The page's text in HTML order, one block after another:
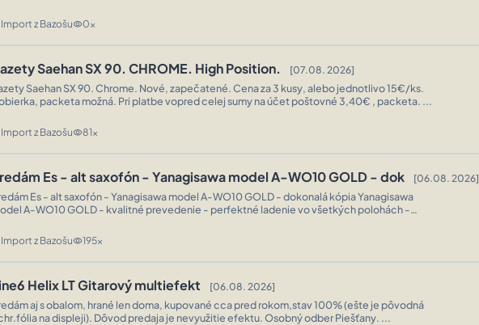
Import z Bazošuvisibility0x
Saehan SX 90. CHROME. High Position. [07.08. 2026]
Saehan SX 90. Chrome. Nové, zapečatené. Cena za 3 kusy, alebo jednotlivo 15€/ks.
Dobierka, packeta možná. Pri platbe vopred celej sumy na účet poštovné 3,40€ , packeta. ...
Import z Bazošuvisibility81x
Es - alt saxofón - Yanagisawa model A-WO10 GOLD - dok [06.08. 2026]
Es - alt saxofón - Yanagisawa model A-WO10 GOLD - dokonalá kópia Yanagisawa
A-WO10 GOLD - kvalitné prevedenie - perfektné ladenie vo všetkých polohách -
Import z Bazošuvisibility195x
Helix LT Gitarový multiefekt [06.08. 2026]
aj s obalom, hrané len doma, kupované cca pred rokom,stav 100% (ešte je pôvodná
ochr.fólia na displeji). Dôvod predaja je nevyužitie efektu. Osobný odber Piešťany. ...